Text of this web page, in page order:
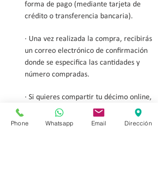
forma de pago (mediante tarjeta de
crédito o transferencia bancaria).
· Una vez realizada la compra, recibirás
un correo electrónico de confirmación
donde se especifica las cantidades y
número compradas.
· Si quieres compartir tu décimo online,
en el apartado “mis apuesta” verás la
compra de tu Lotería de Navidad.
Phone Whatsapp Email Dirección